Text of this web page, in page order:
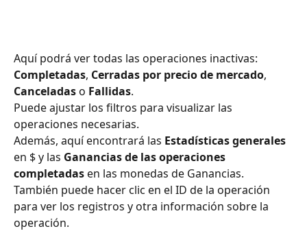
Aquí podrá ver todas las operaciones inactivas:
Completadas, Cerradas por precio de mercado,
Canceladas o Fallidas.
Puede ajustar los filtros para visualizar las
operaciones necesarias.
Además, aquí encontrará las Estadísticas generales
en $ y las Ganancias de las operaciones
completadas en las monedas de Ganancias.
También puede hacer clic en el ID de la operación
para ver los registros y otra información sobre la
operación.